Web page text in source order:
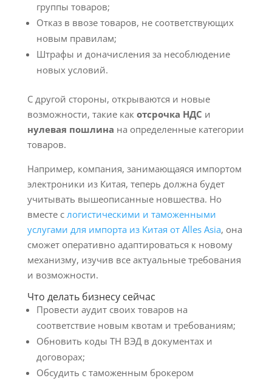
группы товаров;
Отказ в ввозе товаров, не соответствующих
новым правилам;
Штрафы и доначисления за несоблюдение
новых условий.
С другой стороны, открываются и новые
возможности, такие как отсрочка НДС и
нулевая пошлина на определенные категории
товаров.
Например, компания, занимающаяся импортом
электроники из Китая, теперь должна будет
учитывать вышеописанные новшества. Но
вместе с логистическими и таможенными
услугами для импорта из Китая от Alles Asia, она
сможет оперативно адаптироваться к новому
механизму, изучив все актуальные требования
и возможности.
Что делать бизнесу сейчас
Провести аудит своих товаров на
соответствие новым квотам и требованиям;
Обновить коды ТН ВЭД в документах и
договорах;
Обсудить с таможенным брокером